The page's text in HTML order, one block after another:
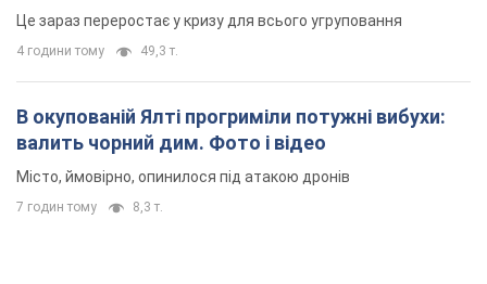
Це зараз переростає у кризу для всього угруповання
4 години тому 49,3 т.
В окупованій Ялті прогриміли потужні вибухи:
валить чорний дим. Фото і відео
Місто, ймовірно, опинилося під атакою дронів
7 годин тому 8,3 т.